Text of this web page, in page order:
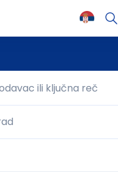
ili ključna reč
ili ključna reč